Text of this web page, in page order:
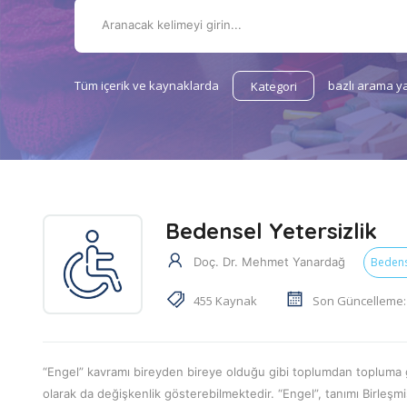
Tüm içerik ve kaynaklarda Kategori bazlı arama
Bedensel Yetersizlik
Doç. Dr. Mehmet Yanardağ
455 Kaynak Son
“Engel” kavramı bireyden bireye olduğu gibi toplumdan
olarak da değişkenlik gösterebilmektedir. “Engel”, tanımı